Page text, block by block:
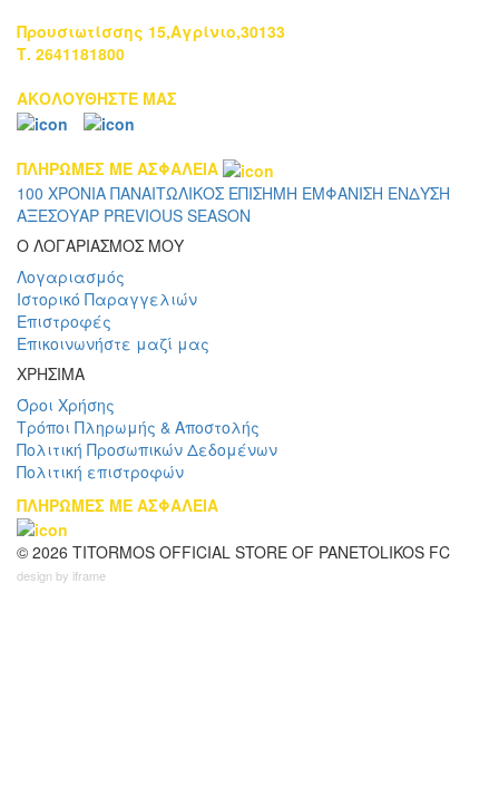
Προυσιωτίσσης 15,Αγρίνιο,30133
Τ. 2641181800
ΑΚΟΛΟΥΘΗΣΤΕ ΜΑΣ
ΠΛΗΡΩΜΕΣ ΜΕ ΑΣΦΑΛΕΙΑ
100 ΧΡΟΝΙΑ ΠΑΝΑΙΤΩΛΙΚΟΣ ΕΠΙΣΗΜΗ ΕΜΦΑΝΙΣΗ ΕΝΔΥΣΗ
ΑΞΕΣΟΥΑΡ PREVIOUS SEASON
Ο ΛΟΓΑΡΙΑΣΜΟΣ ΜΟΥ
Λογαριασμός
Ιστορικό Παραγγελιών
Επιστροφές
Επικοινωνήστε μαζί μας
ΧΡΗΣΙΜΑ
Όροι Χρήσης
Τρόποι Πληρωμής & Αποστολής
Πολιτική Προσωπικών Δεδομένων
Πολιτική επιστροφών
ΠΛΗΡΩΜΕΣ ΜΕ ΑΣΦΑΛΕΙΑ
© 2026 TITORMOS OFFICIAL STORE OF PANETOLIKOS FC
design by iframe